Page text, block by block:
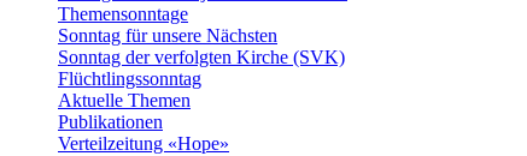
Themensonntage
Sonntag für unsere Nächsten
Sonntag der verfolgten Kirche (SVK)
Flüchtlingssonntag
Aktuelle Themen
Publikationen
Verteilzeitung «Hope»